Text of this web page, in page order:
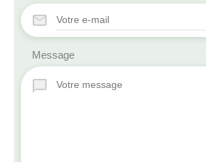
Message